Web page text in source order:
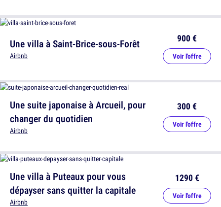
Une suite japonaise à Arcueil, pour
changer du quotidien
Airbnb
300 €
Voir l'offre
Une villa à Saint-Brice-sous-Forêt
Airbnb
900 €
Voir l'offre
Une villa à Puteaux pour vous
dépayser sans quitter la capitale
Airbnb
1290 €
Voir l'offre